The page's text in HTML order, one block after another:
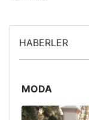
HABERLER
MODA